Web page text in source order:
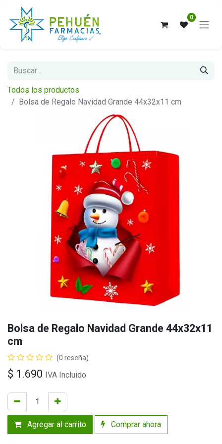
0
Todos los productos
Bolsa de Regalo Navidad Grande 44x32x11 cm
Bolsa de Regalo Navidad Grande 44x32x11
cm
(0 reseña)
$ 1.690 IVA Incluido
Agregar al carrito Comprar ahora